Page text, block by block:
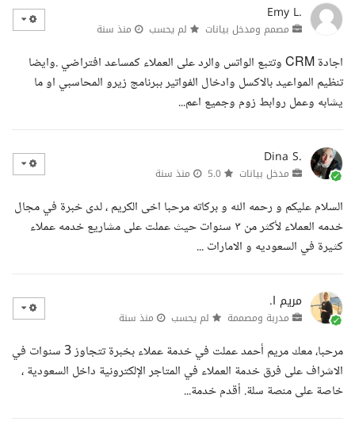
Emy L.
مصمم ومدخل بيانات لم يحسب منذ سنة
اجادة CRM وتتبع الواتس والرد على العملاء كمساعد افتراضي .وايضا
تنظيم المواعيد بالاكسل وادخال الفواتير ببرنامج زيرو المحاسبي او ما
يشابه وعمل روابط زوم وجميع اعم...
Dina S.
مدخل بيانات منذ سنة
السلام عليكم و رحمه الله و بركاته مرحبا اخى الكريم ، لدى خبرة في مجال
خدمه العملاء لأكثر من ٣ سنوات حيث عملت على مشاريع خدمه عملاء
كثيرة في السعوديه و الامارات ...
مريم ا.
مدربة ومصممة لم يحسب منذ سنة
مرحبا، معك مريم أحمد عملت في خدمة عملاء بخبرة تتجاوز 3 سنوات في
الاشراف على فرق خدمة العملاء في المتاجر الإلكترونية داخل السعودية ،
خاصة على منصة سلة. أقدم خدمة...